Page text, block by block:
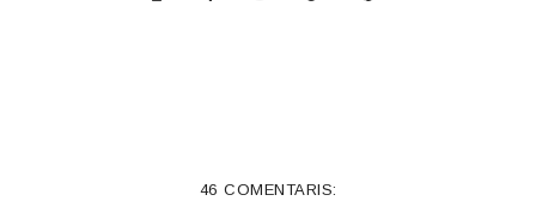
46 COMENTARIS: